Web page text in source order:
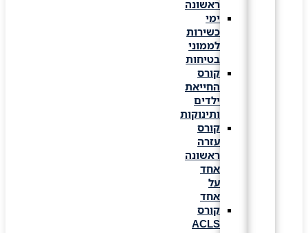
ראשונה
ימי
כשירות
לממוני
בטיחות
קורס
החייאת
ילדים
ותינוקות
קורס
עזרה
ראשונה
קורס
ACLS